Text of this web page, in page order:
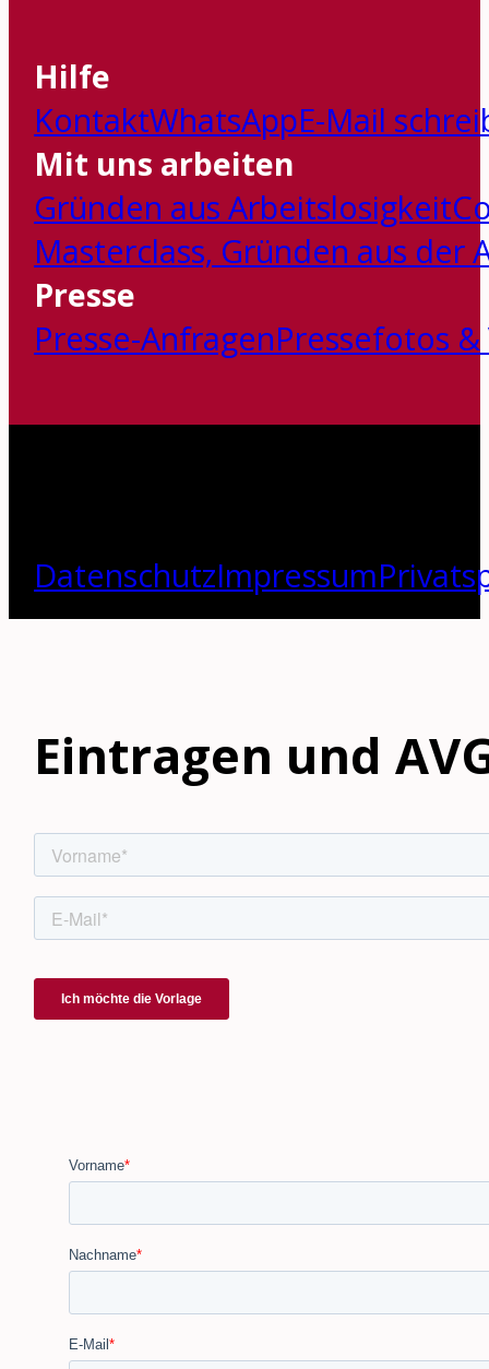
Hilfe
KontaktWhatsAppE-Mail
Mit uns arbeiten
Gründen aus Arbeitslosigkeit
Masterclass‚ Gründen aus der
Presse
Presse-AnfragenPressefotos
DatenschutzImpressum
Eintragen und